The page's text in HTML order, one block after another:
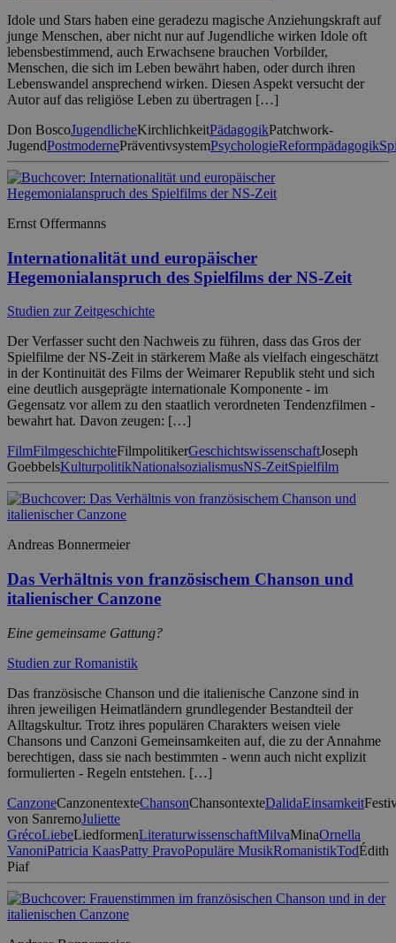
Idole und Stars haben eine geradezu magische Anziehungskraft auf
junge Menschen, aber nicht nur auf Jugendliche wirken Idole oft
lebensbestimmend, auch Erwachsene brauchen Vorbilder,
Menschen, die sich im Leben bewährt haben, oder durch ihren
Lebenswandel ansprechend wirken. Diesen Aspekt versucht der
Autor auf das religiöse Leben zu übertragen […]
Don BoscoJugendlicheKirchlichkeitPädagogikPatchwork-
JugendPostmodernePräventivsystemPsychologieReformpädagogik
Ernst Offermanns
Internationalität und europäischer
Hegemonialanspruch des Spielfilms der NS-Zeit
Studien zur Zeitgeschichte
Der Verfasser sucht den Nachweis zu führen, dass das Gros der
Spielfilme der NS-Zeit in stärkerem Maße als vielfach eingeschätzt
in der Kontinuität des Films der Weimarer Republik steht und sich
eine deutlich ausgeprägte internationale Komponente - im
Gegensatz vor allem zu den staatlich verordneten Tendenzfilmen -
bewahrt hat. Davon zeugen: […]
FilmFilmgeschichteFilmpolitikerGeschichtswissenschaftJoseph
GoebbelsKulturpolitikNationalsozialismusNS-ZeitSpielfilm
Andreas Bonnermeier
Das Verhältnis von französischem Chanson und
italienischer Canzone
Eine gemeinsame Gattung?
Studien zur Romanistik
Das französische Chanson und die italienische Canzone sind in
ihren jeweiligen Heimatländern grundlegender Bestandteil der
Alltagskultur. Trotz ihres populären Charakters weisen viele
Chansons und Canzoni Gemeinsamkeiten auf, die zu der Annahme
berechtigen, dass sie nach bestimmten - wenn auch nicht explizit
formulierten - Regeln entstehen. […]
CanzoneCanzonentexteChansonChansontexteDalidaEinsamkeit
von SanremoJuliette
GrécoLiebeLiedformenLiteraturwissenschaftMilvaMinaOrnella
VanoniPatricia KaasPatty PravoPopuläre MusikRomanistikTodÉdith
Piaf